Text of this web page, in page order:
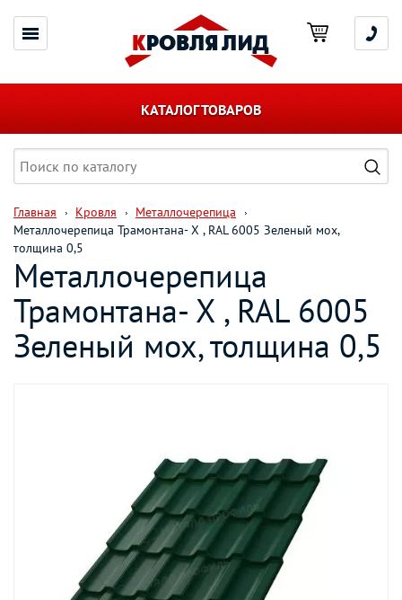
КАТАЛОГ ТОВАРОВ
Главная Кровля
Металлочерепица
Металлочерепица Трамонтана- X , RAL 6005 Зеленый мох,
толщина 0,5
Металлочерепица
Трамонтана- X , RAL 6005
Зеленый мох, толщина 0,5